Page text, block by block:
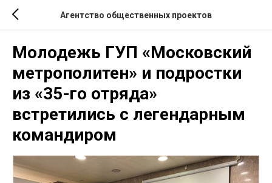
Агентство общественных проектов
Молодежь ГУП «Московский
метрополитен» и подростки
из «35-го отряда»
встретились с легендарным
командиром